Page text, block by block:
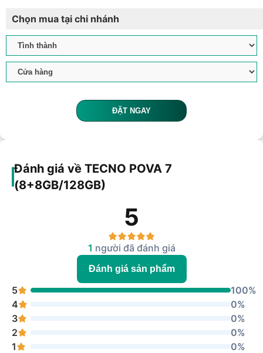
Chọn mua tại chi nhánh
ĐẶT NGAY
Đánh giá về TECNO POVA 7
(8+8GB/128GB)
5
1 người đã đánh giá
Đánh giá sản phẩm
5
100%
4
0%
3
0%
2
0%
1
0%